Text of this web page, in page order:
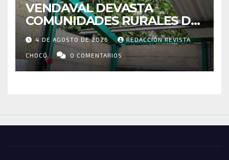
VENDAVAL DEVASTA
COMUNIDADES RURALES DE
RIOSUCIO: ESCUELAS,
VIVIENDAS Y CEMENTERIO
ENTRE LOS AFECTADOS
4 DE AGOSTO DE 2026 REDACCIÓN REVISTA
CHOCÓ 0 COMENTARIOS